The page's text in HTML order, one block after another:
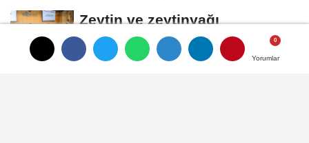
Yorumlar
Yorumlar
Zeytin ve zeytinyağı
ihracatçıları finansmanda
kolaylık bekliyor